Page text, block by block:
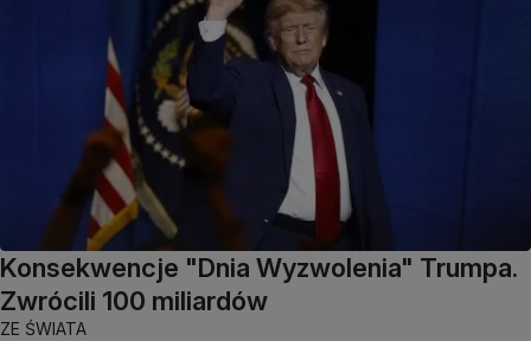
Konsekwencje "Dnia Wyzwolenia" Trumpa.
Zwrócili 100 miliardów
ZE ŚWIATA